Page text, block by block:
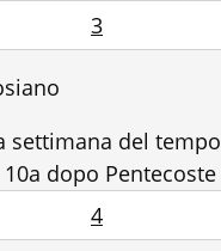
3
settimana del tempo
dopo Pentecoste
4